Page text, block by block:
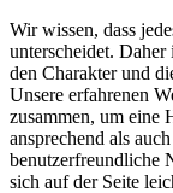
Wir wissen, dass
unterscheidet. Daher
den Charakter und
Unsere erfahrenen
zusammen, um eine
ansprechend als
benutzerfreundliche
sich auf der Seite